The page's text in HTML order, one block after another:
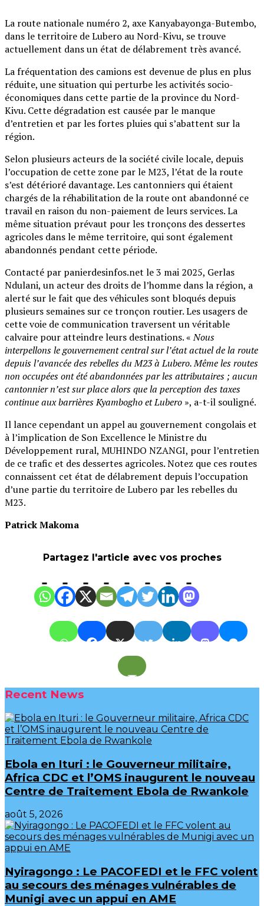
La route nationale numéro 2, axe Kanyabayonga-Butembo,
dans le territoire de Lubero au Nord-Kivu, se trouve
actuellement dans un état de délabrement très avancé.
La fréquentation des camions est devenue de plus en plus
réduite, une situation qui perturbe les activités socio-
économiques dans cette partie de la province du Nord-
Kivu. Cette dégradation est causée par le manque
d’entretien et par les fortes pluies qui s’abattent sur la
région.
Selon plusieurs acteurs de la société civile locale, depuis
l’occupation de cette zone par le M23, l’état de la route
s’est détérioré davantage. Les cantonniers qui étaient
chargés de la réhabilitation de la route ont abandonné ce
travail en raison du non-paiement de leurs services. La
même situation prévaut pour les tronçons des dessertes
agricoles dans le même territoire, qui sont également
abandonnés pendant cette période.
Contacté par panierdesinfos.net le 3 mai 2025, Gerlas
Ndulani, un acteur des droits de l’homme dans la région, a
alerté sur le fait que des véhicules sont bloqués depuis
plusieurs semaines sur ce tronçon routier. Les usagers de
cette voie de communication traversent un véritable
calvaire pour atteindre leurs destinations. «Nous
interpellons le gouvernement central sur l’état actuel de la route
depuis l’avancée des rebelles du M23 à Lubero. Même les routes
non occupées ont été abandonnées par les attributaires ; aucun
cantonnier n’est sur place alors que la perception des taxes
continue aux barrières Kyambogho et Lubero », a-t-il souligné.
Il lance cependant un appel au gouvernement congolais et
à l’implication de Son Excellence le Ministre du
Développement rural, MUHINDO NZANGI, pour l’entretien
de ce trafic et des dessertes agricoles. Notez que ces routes
connaissent cet état de délabrement depuis l’occupation
d’une partie du territoire de Lubero par les rebelles du
M23.
Patrick Makoma
Partagez l'article avec vos proches
Recent News
Ebola en Ituri : le Gouverneur militaire,
Africa CDC et l’OMS inaugurent le nouveau
Centre de Traitement Ebola de Rwankole
août 5, 2026
‎Nyiragongo : Le PACOFEDI et le FFC volent
au secours des ménages vulnérables de
Munigi avec un appui en AME‎‎